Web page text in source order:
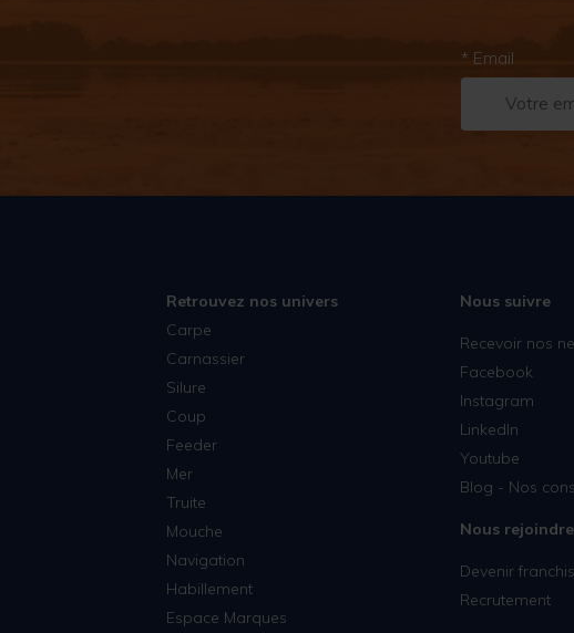
* Email
Retrouvez nos univers
Carpe
Carnassier
Silure
Coup
Feeder
Mer
Truite
Mouche
Navigation
Habillement
Espace Marques
Nous suivre
Recevoir nos
Facebook
Instagram
LinkedIn
Youtube
Blog - Nos
Nous rejoindre
Devenir
Recrutement